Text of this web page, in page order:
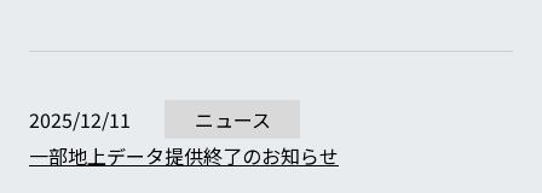
2025/12/11
ニュース
一部地上データ提供終了のお知らせ